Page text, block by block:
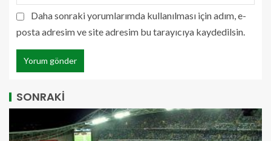
Daha sonraki yorumlarımda kullanılması için adım, e-
posta adresim ve site adresim bu tarayıcıya kaydedilsin.
SONRAKİ